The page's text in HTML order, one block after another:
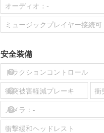
オーディオ： -
ミュージックプレイヤー接続可
安全装備
トラクションコントロール
衝突被害軽減プレーキ
衝
カメラ： -
衝撃緩和ヘッドレスト